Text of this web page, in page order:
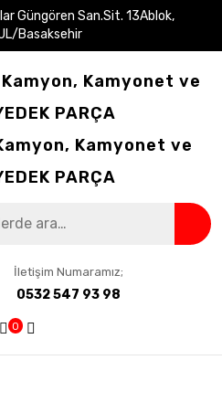
Güngören San.Sit. 13Ablok,
Basaksehir
Kamyonet ve
PARÇA
İletişim Numaramız;
0532 547 93 98
0